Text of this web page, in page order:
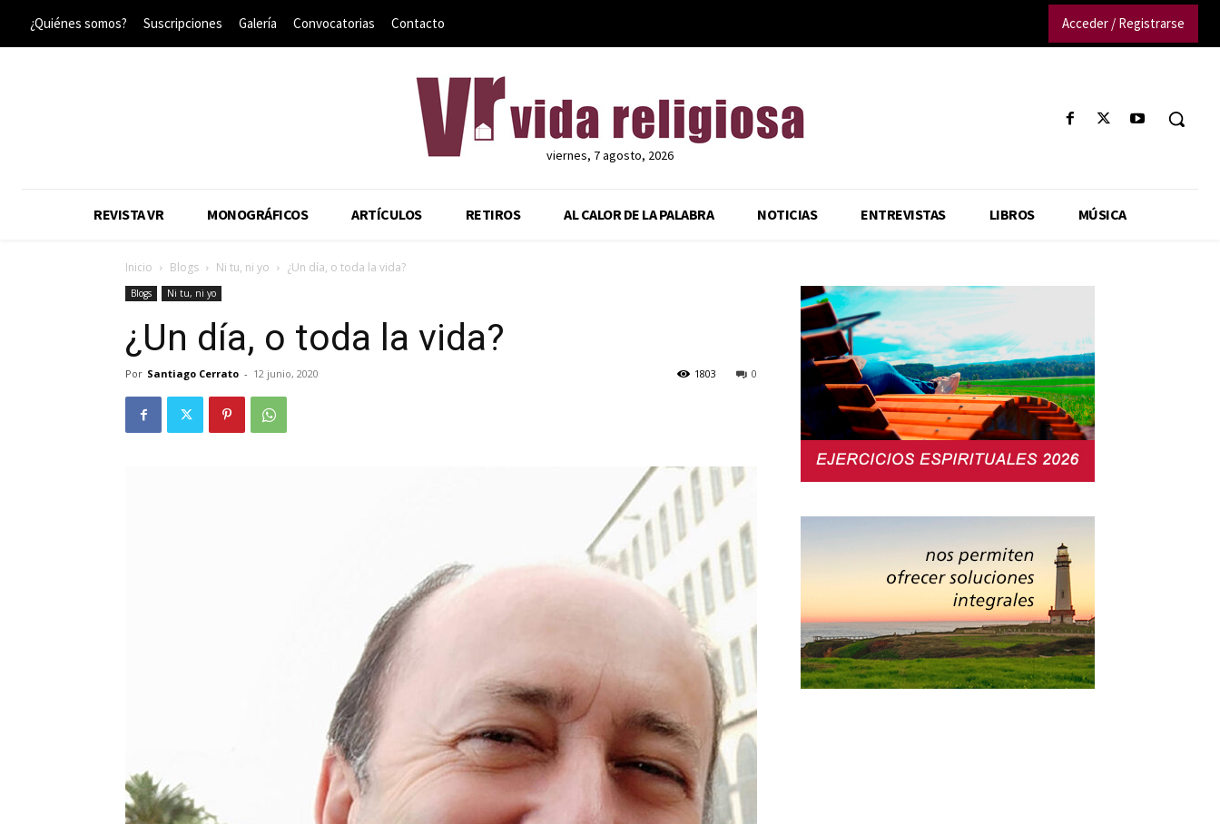
¿Quiénes somos? Suscripciones Galería Convocatorias Contacto Acceder / Registrarse
viernes, 7 agosto, 2026
REVISTA VR MONOGRÁFICOS ARTÍCULOS RETIROS AL CALOR DE LA PALABRA NOTICIAS ENTREVISTAS LIBROS MÚSICA
Inicio Blogs Ni tu, ni yo ¿Un día, o toda la vida?
Blogs Ni tu, ni yo
¿Un día, o toda la vida?
Por Santiago Cerrato - 12 junio, 2020 0
1803